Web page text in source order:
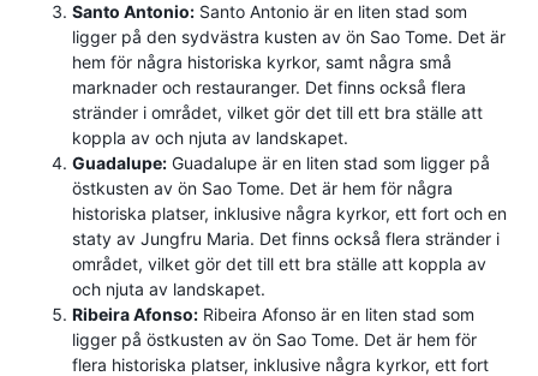
Santo Antonio: Santo Antonio är en liten stad som
ligger på den sydvästra kusten av ön Sao Tome. Det är
hem för några historiska kyrkor, samt några små
marknader och restauranger. Det finns också flera
stränder i området, vilket gör det till ett bra ställe att
koppla av och njuta av landskapet.
Guadalupe: Guadalupe är en liten stad som ligger på
östkusten av ön Sao Tome. Det är hem för några
historiska platser, inklusive några kyrkor, ett fort och en
staty av Jungfru Maria. Det finns också flera stränder i
området, vilket gör det till ett bra ställe att koppla av
och njuta av landskapet.
Ribeira Afonso: Ribeira Afonso är en liten stad som
ligger på östkusten av ön Sao Tome. Det är hem för
flera historiska platser, inklusive några kyrkor, ett fort